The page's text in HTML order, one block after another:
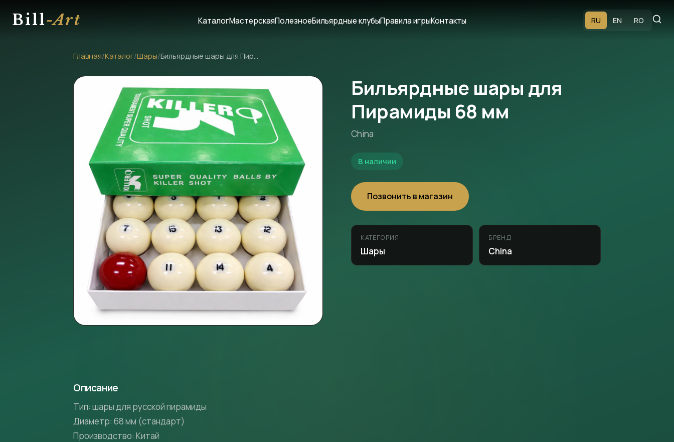
Bill-Art КаталогМастерскаяПолезноеБильярдные клубыПравила игрыКонтакты RU EN RO
Главная/Каталог/Шары/ Бильярдные шары для Пирамиды 68 мм
Бильярдные шары для
Пирамиды 68 мм
China
В наличии
Позвонить в магазин
КАТЕГОРИЯ
Шары
БРЕНД
China
Описание
Тип: шары для русской пирамиды
Диаметр: 68 мм (стандарт)
Производство: Китай